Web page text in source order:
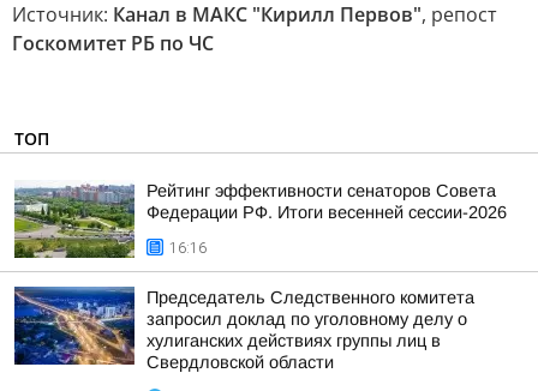
Источник: Канал в МАКС "Кирилл Первов", репост
Госкомитет РБ по ЧС
ТОП
Рейтинг эффективности сенаторов Совета
Федерации РФ. Итоги весенней сессии-2026
16:16
Председатель Следственного комитета
запросил доклад по уголовному делу о
хулиганских действиях группы лиц в
Свердловской области